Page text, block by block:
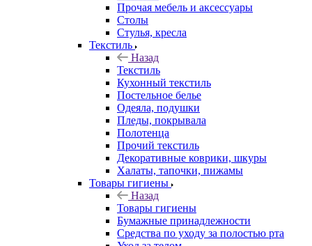
Прочая мебель и аксессуары
Столы
Стулья, кресла
Текстиль
Назад
Текстиль
Кухонный текстиль
Постельное белье
Одеяла, подушки
Пледы, покрывала
Полотенца
Прочий текстиль
Декоративные коврики, шкуры
Халаты, тапочки, пижамы
Товары гигиены
Назад
Товары гигиены
Бумажные принадлежности
Средства по уходу за полостью рта